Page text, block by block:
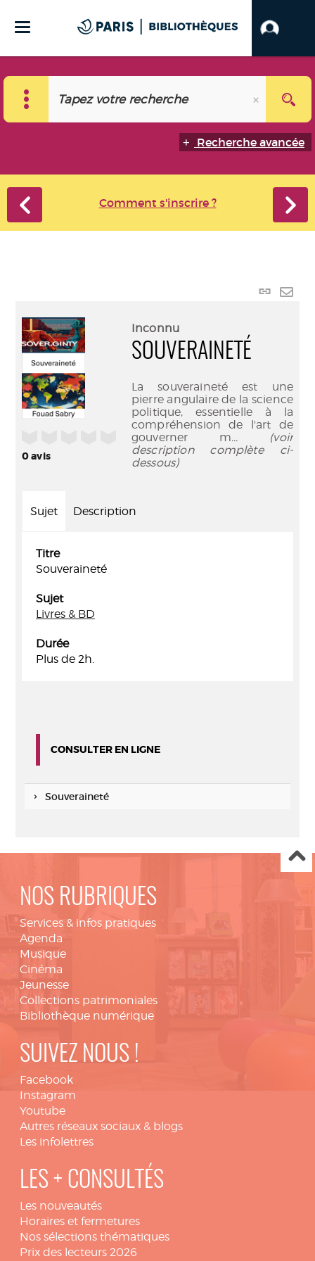
Recherche avancée
Comment s'inscrire ?
Lien
0avis
Inconnu
SOUVERAINETÉ
La souveraineté est une
pierre angulaire de la science
politique, essentielle à la
compréhension de l'art de
gouverner m... (voir
description complète ci-
dessous)
Sujet Description
Titre
Souveraineté
Sujet
Livres & BD
Durée
Plus de 2h.
CONSULTER EN LIGNE
Souveraineté
NOS RUBRIQUES
Services & infos pratiques
Agenda
Musique
Cinéma
Jeunesse
Collections patrimoniales
Bibliothèque numérique
SUIVEZ NOUS !
Facebook
Instagram
Youtube
Autres réseaux sociaux & blogs
Les infolettres
LES + CONSULTÉS
Les nouveautés
Horaires et fermetures
Nos sélections thématiques
Prix des lecteurs 2026